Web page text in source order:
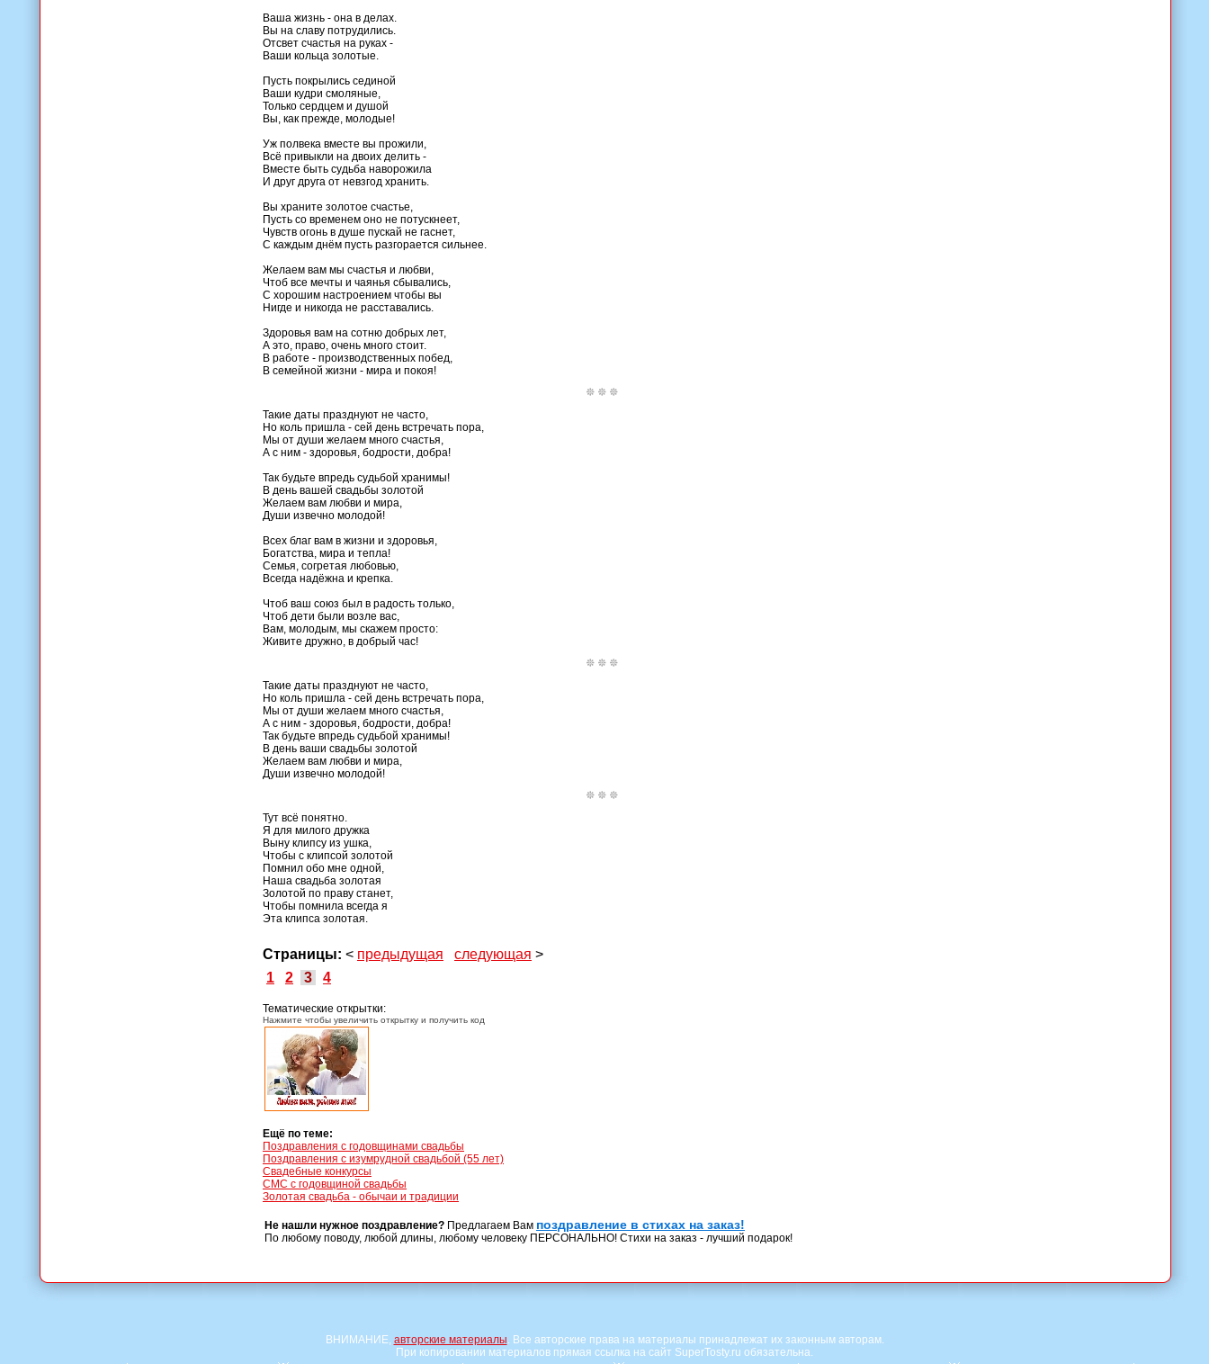
Ваша жизнь - она в делах.
Вы на славу потрудились.
Отсвет счастья на руках -
Ваши кольца золотые.
Пусть покрылись сединой
Ваши кудри смоляные,
Только сердцем и душой
Вы, как прежде, молодые!
Уж полвека вместе вы прожили,
Всё привыкли на двоих делить -
Вместе быть судьба наворожила
И друг друга от невзгод хранить.
Вы храните золотое счастье,
Пусть со временем оно не потускнеет,
Чувств огонь в душе пускай не гаснет,
С каждым днём пусть разгорается сильнее.
Желаем вам мы счастья и любви,
Чтоб все мечты и чаянья сбывались,
С хорошим настроением чтобы вы
Нигде и никогда не расставались.
Здоровья вам на сотню добрых лет,
А это, право, очень много стоит.
В работе - производственных побед,
В семейной жизни - мира и покоя!
Такие даты празднуют не часто,
Но коль пришла - сей день встречать пора,
Мы от души желаем много счастья,
А с ним - здоровья, бодрости, добра!
Так будьте впредь судьбой хранимы!
В день вашей свадьбы золотой
Желаем вам любви и мира,
Души извечно молодой!
Всех благ вам в жизни и здоровья,
Богатства, мира и тепла!
Семья, согретая любовью,
Всегда надёжна и крепка.
Чтоб ваш союз был в радость только,
Чтоб дети были возле вас,
Вам, молодым, мы скажем просто:
Живите дружно, в добрый час!
Такие даты празднуют не часто,
Но коль пришла - сей день встречать пора,
Мы от души желаем много счастья,
А с ним - здоровья, бодрости, добра!
Так будьте впредь судьбой хранимы!
В день ваши свадьбы золотой
Желаем вам любви и мира,
Души извечно молодой!
Тут всё понятно.
Я для милого дружка
Выну клипсу из ушка,
Чтобы с клипсой золотой
Помнил обо мне одной,
Наша свадьба золотая
Золотой по праву станет,
Чтобы помнила всегда я ­
Эта клипса золотая.
Страницы: < предыдущая следующая >
1
2 3 4
Тематические открытки:
Нажмите чтобы увеличить открытку и получить код
Ещё по теме:
Поздравления с годовщинами свадьбы
Поздравления с изумрудной свадьбой (55 лет)
Свадебные конкурсы
СМС с годовщиной свадьбы
Золотая свадьба - обычаи и традиции
Не нашли нужное поздравление? Предлагаем Вам поздравление в стихах на заказ!
По любому поводу, любой длины, любому человеку ПЕРСОНАЛЬНО! Стихи на заказ - лучший подарок!
ВНИМАНИЕ, авторские материалы. Все авторские права на материалы принадлежат их законным авторам.
При копировании материалов прямая ссылка на сайт SuperTosty.ru обязательна.